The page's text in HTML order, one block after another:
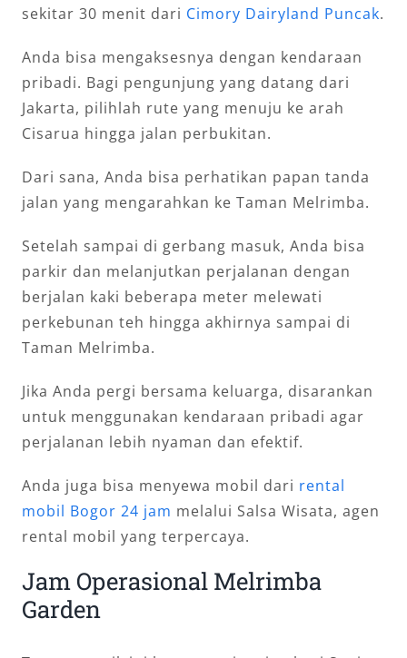
sekitar 30 menit dari Cimory Dairyland Puncak.
Anda bisa mengaksesnya dengan kendaraan
pribadi. Bagi pengunjung yang datang dari
Jakarta, pilihlah rute yang menuju ke arah
Cisarua hingga jalan perbukitan.
Dari sana, Anda bisa perhatikan papan tanda
jalan yang mengarahkan ke Taman Melrimba.
Setelah sampai di gerbang masuk, Anda bisa
parkir dan melanjutkan perjalanan dengan
berjalan kaki beberapa meter melewati
perkebunan teh hingga akhirnya sampai di
Taman Melrimba.
Jika Anda pergi bersama keluarga, disarankan
untuk menggunakan kendaraan pribadi agar
perjalanan lebih nyaman dan efektif.
Anda juga bisa menyewa mobil dari rental
mobil Bogor 24 jam melalui Salsa Wisata, agen
rental mobil yang terpercaya.
Jam Operasional Melrimba
Garden